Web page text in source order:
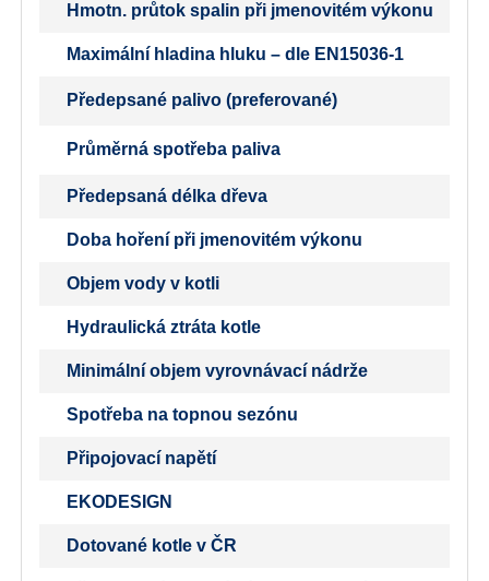
Hmotn. průtok spalin při jmenovitém výkonu
Maximální hladina hluku – dle EN15036-1
Předepsané palivo (preferované)
Průměrná spotřeba paliva
Předepsaná délka dřeva
Doba hoření při jmenovitém výkonu
Objem vody v kotli
Hydraulická ztráta kotle
Minimální objem vyrovnávací nádrže
Spotřeba na topnou sezónu
Připojovací napětí
EKODESIGN
Dotované kotle v ČR